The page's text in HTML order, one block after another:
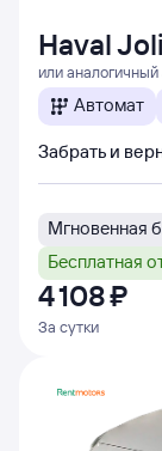
Haval
или
Автомат
Забрать и
Мгновенная
Бесплатная
4 ⁠108 ⁠₽
За сутки